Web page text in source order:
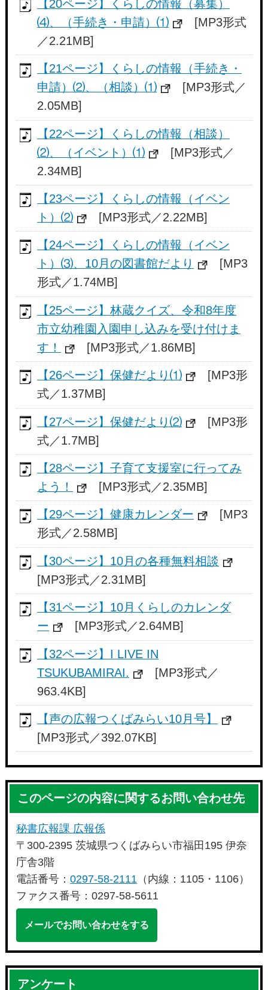
【20ページ】くらしの情報（募集）
⑷、（手続き・申請）⑴
[MP3形式
／2.21MB]
【21ページ】くらしの情報（手続き・
申請）⑵、（相談）⑴
[MP3形式／
2.05MB]
【22ページ】くらしの情報（相談）
⑵、（イベント）⑴
[MP3形式／
2.34MB]
【23ページ】くらしの情報（イベン
ト）⑵
[MP3形式／2.22MB]
【24ページ】くらしの情報（イベン
ト）⑶、10月の図書館だより
[MP3
形式／1.74MB]
【25ページ】林蔵クイズ、令和8年度
市立幼稚園入園申し込みを受け付けま
す！
[MP3形式／1.86MB]
【26ページ】保健だより⑴
[MP3形
式／1.37MB]
【27ページ】保健だより⑵
[MP3形
式／1.7MB]
【28ページ】子育て支援室に行ってみ
よう！
[MP3形式／2.35MB]
【29ページ】健康カレンダー
[MP3
形式／2.58MB]
【30ページ】10月の各種無料相談
[MP3形式／2.31MB]
【31ページ】10月くらしのカレンダ
ー
[MP3形式／2.64MB]
【32ページ】I LIVE IN
TSUKUBAMIRAI.
[MP3形式／
963.4KB]
【声の広報つくばみらい10月号】
[MP3形式／392.07KB]
このページの内容に関するお問い合わせ先
秘書広報課 広報係
〒300-2395 茨城県つくばみらい市福田195 伊奈
庁舎3階
電話番号：0297-58-2111 （内線：1105・1106）
ファクス番号：0297-58-5611
メールでお問い合わせをする
アンケート